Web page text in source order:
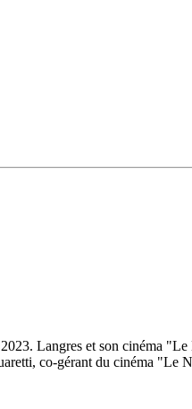
Langres et son cinéma
co-gérant du cinéma